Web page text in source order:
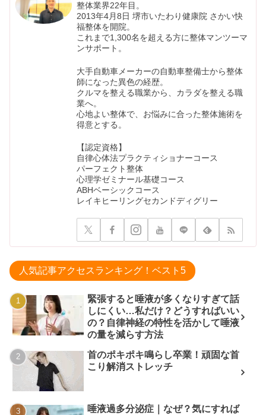
整体業界22年目。
2013年4月8日 堺市いたわり健康院 さかい快
福整体を開院。
これまで1,300名を超える方に整体マンツーマ
ンサポート。
大手自動車メーカーの自動車整備士から整体
師になった異色の経歴。
クルマを整える職業から、カラダを整える職
業へ。
心地よい整体で、お悩みに合った整体施術を
得意とする。
【認定資格】
自律心体法プラクティショナーコース
パーフェクト整体
心理学ゼミナール基礎コース
ABHベーシックコース
レイキヒーリングセカンドディグリー
人気記事アクセスランキング！ベスト5
緊張すると唾液が多くなりすぎて話
しにくい…私だけ？どうすればいい
の？自律神経の特性を活かして唾液
の量を減らす方法
首のポキポキ鳴らし卒業！頑固な首
こり解消ストレッチ
唾液過多分泌症｜なぜ？気にすれば